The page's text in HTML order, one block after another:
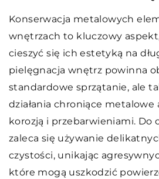
Konserwacja metalowych
wnętrzach to kluczowy
cieszyć się ich estetyką na
pielęgnacja wnętrz powinna
standardowe sprzątanie, ale
działania chroniące metalowe
korozją i przebarwieniami. Do
zaleca się używanie
czystości, unikając
które mogą uszkodzić